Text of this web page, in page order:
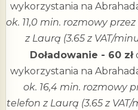
wykorzystania na
ok. 11,0 min. rozmowy
z Laurą (3.65 z VAT/
Doładowanie - 60 zł
wykorzystania na
ok. 16,4 min. rozmowy
telefon z Laurą (3.65 z